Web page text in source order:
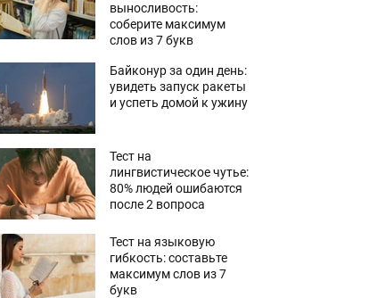
выносливость:
соберите максимум
слов из 7 букв
Байконур за один день:
увидеть запуск ракеты
и успеть домой к ужину
Тест на
лингвистическое чутье:
80% людей ошибаются
после 2 вопроса
Тест на языковую
гибкость: составьте
максимум слов из 7
букв